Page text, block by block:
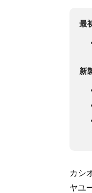
最
新
カシ
ヤユ